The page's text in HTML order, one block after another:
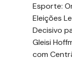
Esporte:
Eleições
Decisivo
Gleisi
com